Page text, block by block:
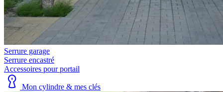
Serrure garage
Serrure encastré
Accessoires pour portail
Mon cylindre & mes clés